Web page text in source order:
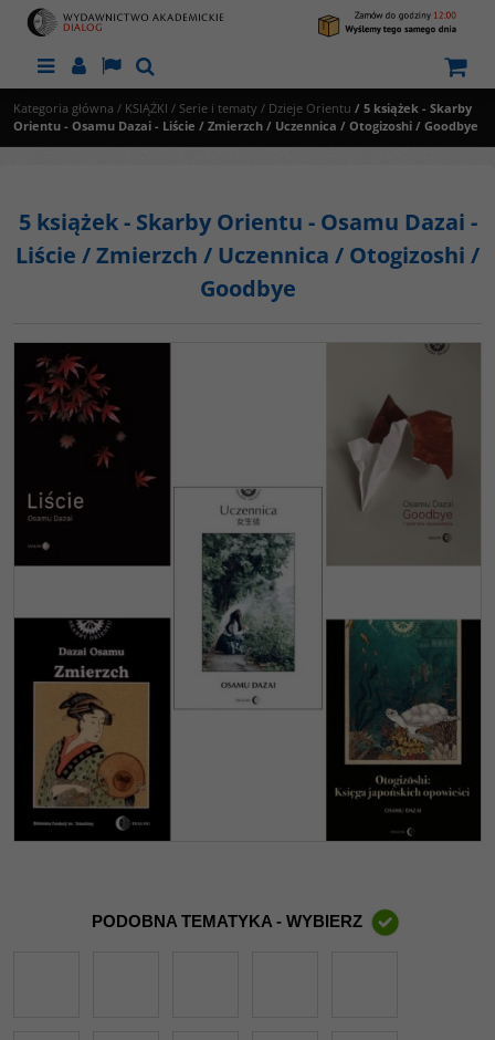
MenuPanelLangSzukaj
Kategoria główna / KSIĄŻKI / Serie i tematy / Dzieje Orientu / 5 książek - Skarby
Orientu - Osamu Dazai - Liście / Zmierzch / Uczennica / Otogizoshi / Goodbye
5 książek - Skarby Orientu - Osamu Dazai -
Liście / Zmierzch / Uczennica / Otogizoshi /
Goodbye
PODOBNA TEMATYKA - WYBIERZ